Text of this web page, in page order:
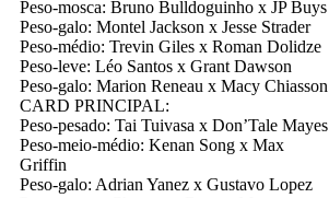
Peso-mosca: Bruno Bulldoguinho x JP Buys
Peso-galo: Montel Jackson x Jesse Strader
Peso-médio: Trevin Giles x Roman Dolidze
Peso-leve: Léo Santos x Grant Dawson
Peso-galo: Marion Reneau x Macy Chiasson
CARD PRINCIPAL:
Peso-pesado: Tai Tuivasa x Don’Tale Mayes
Peso-meio-médio: Kenan Song x Max
Griffin
Peso-galo: Adrian Yanez x Gustavo Lopez